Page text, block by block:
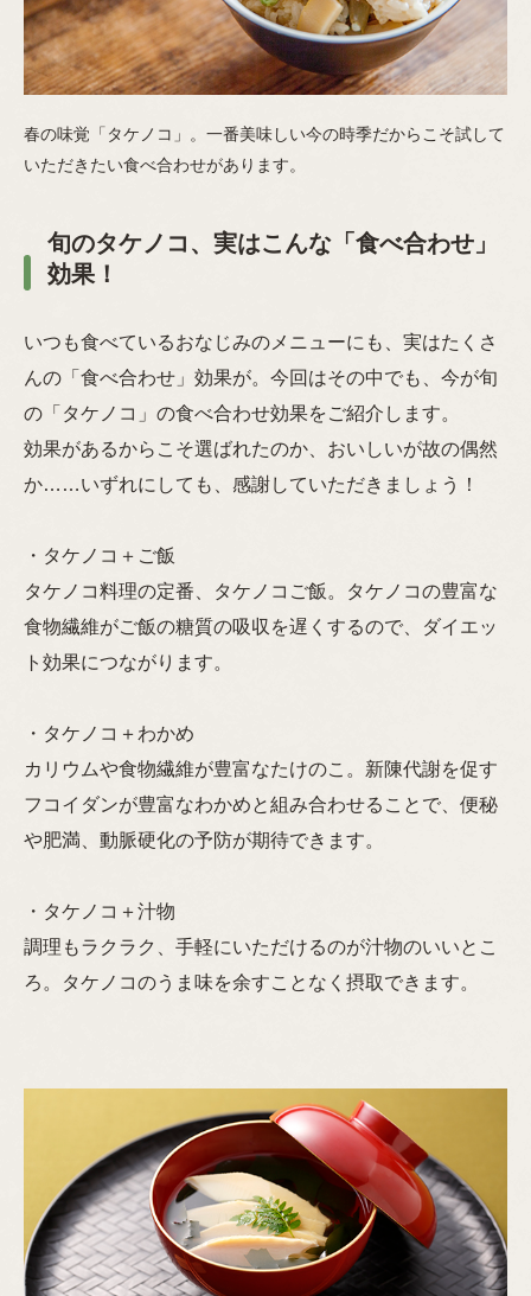
春の味覚「タケノコ」。一番美味しい今の時季だからこそ試して
いただきたい食べ合わせがあります。
旬のタケノコ、実はこんな「食べ合わせ」
効果！
いつも食べているおなじみのメニューにも、実はたくさ
んの「食べ合わせ」効果が。今回はその中でも、今が旬
の「タケノコ」の食べ合わせ効果をご紹介します。
効果があるからこそ選ばれたのか、おいしいが故の偶然
か……いずれにしても、感謝していただきましょう！
・タケノコ＋ご飯
タケノコ料理の定番、タケノコご飯。タケノコの豊富な
食物繊維がご飯の糖質の吸収を遅くするので、ダイエッ
ト効果につながります。
・タケノコ＋わかめ
カリウムや食物繊維が豊富なたけのこ。新陳代謝を促す
フコイダンが豊富なわかめと組み合わせることで、便秘
や肥満、動脈硬化の予防が期待できます。
・タケノコ＋汁物
調理もラクラク、手軽にいただけるのが汁物のいいとこ
ろ。タケノコのうま味を余すことなく摂取できます。